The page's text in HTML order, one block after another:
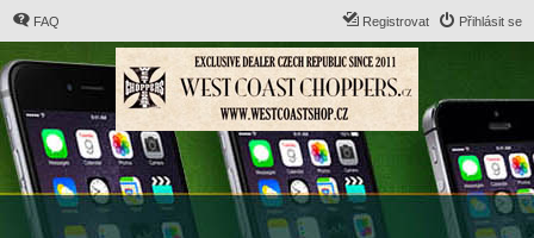
FAQ Přihlásit se
Registrovat